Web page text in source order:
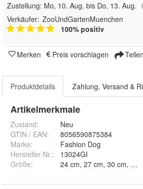
Zustellung: Mo, 10. Aug. bis Do, 13. Aug.
Verkäufer: ZooUndGartenMuenchen
100% positiv
Merken Preis vorschlagen Teilen
Produktdetails Zahlung, Versand &
Artikelmerkmale
Zustand:
Neu
GTIN / EAN:
8056590875384
Marke:
Fashion Dog
Hersteller Nr.:
13024GI
Größe: